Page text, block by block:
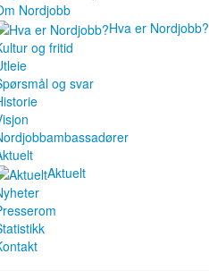
Nordjobb
Hva er Nordjobb?
og fritid
og svar
Aktuelt